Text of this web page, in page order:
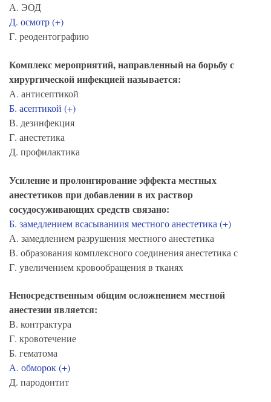
А. ЭОД
Д. осмотр (+)
Г. реодентографию
Комплекс мероприятий, направленный на борьбу с
хирургической инфекцией называется:
А. антисептикой
Б. асептикой (+)
В. дезинфекция
Г. анестетика
Д. профилактика
Усиление и пролонгирование эффекта местных
анестетиков при добавлении в их раствор
сосудосуживающих средств связано:
Б. замедлением всасываниия местного анестетика (+)
А. замедлением разрушения местного анестетика
В. образования комплексного соединения анестетика с
Г. увеличением кровообращения в тканях
Непосредственным общим осложнением местной
анестезии является:
В. контpактуpа
Г. кровотечение
Б. гематома
А. обмоpок (+)
Д. пародонтит